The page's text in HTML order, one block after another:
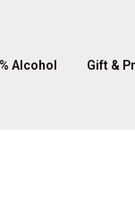
Alcohol
Gift &